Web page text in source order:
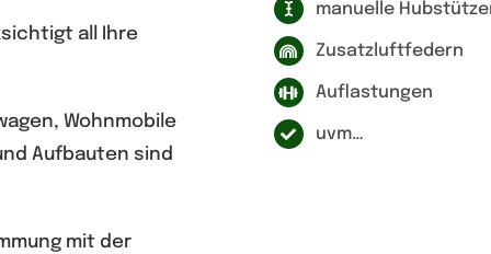
all Ihre
Wohnmobile
Aufbauten sind
mit der
manuelle
Zusatzluftfedern
Auflastungen
uvm…